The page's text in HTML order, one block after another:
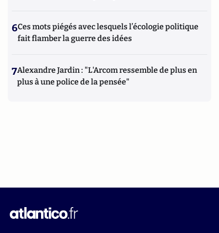
6Ces mots piégés avec lesquels l’écologie politique
fait flamber la guerre des idées
7Alexandre Jardin : "L'Arcom ressemble de plus en
plus à une police de la pensée"